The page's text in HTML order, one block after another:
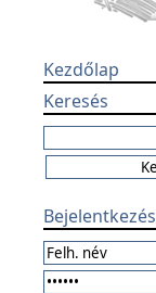
Kezdőlap
Keresés
Bejelentkezés